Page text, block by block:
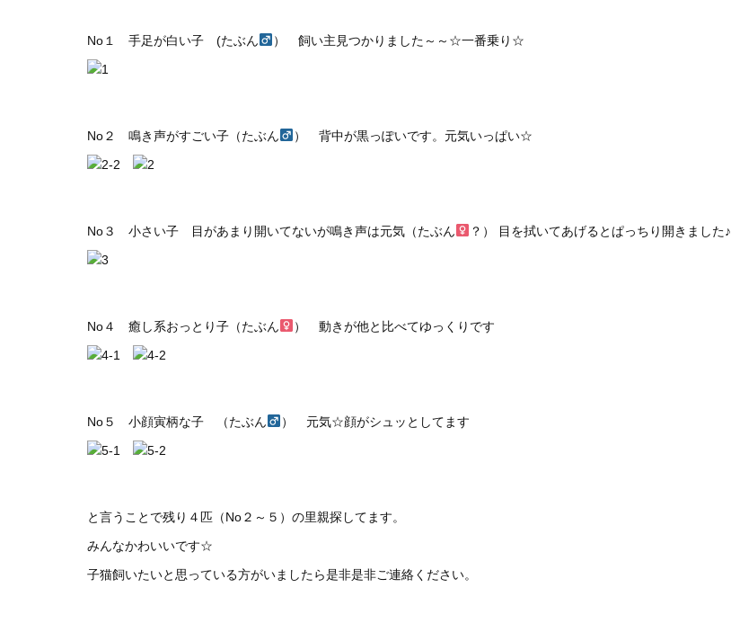
No１ 手足が白い子 (たぶん ） 飼い主見つかりました～～☆一番乗り☆
No２ 鳴き声がすごい子（たぶん ） 背中が黒っぽいです。元気いっぱい☆
No３ 小さい子 目があまり開いてないが鳴き声は元気（たぶん ？） 目を拭いてあげるとぱっちり開きました♪
No４ 癒し系おっとり子（たぶん ） 動きが他と比べてゆっくりです
No５ 小顔寅柄な子 （たぶん ） 元気☆顔がシュッとしてます
と言うことで残り４匹（No２～５）の里親探してます。
みんなかわいいです☆
子猫飼いたいと思っている方がいましたら是非是非ご連絡ください。